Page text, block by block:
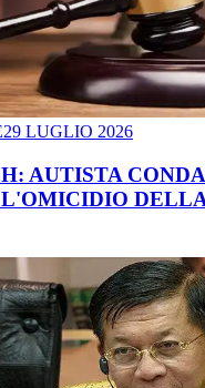
29 LUGLIO 2026
AUTISTA